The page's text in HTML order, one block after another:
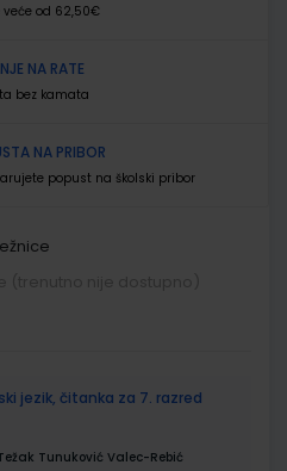
veće od 62,50€
NA RATE
bez kamata
NA PRIBOR
popust na školski pribor
jezik, čitanka za 7. razred
Tunuković Valec-Rebić